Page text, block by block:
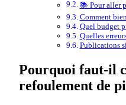
📚 Pour aller
Comment
Quel budget
Quelles
Publications
Pourquoi faut-il
refoulement de